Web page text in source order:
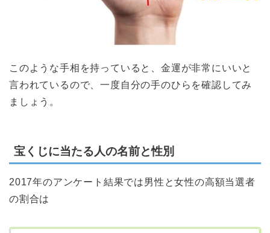
このような手相を持っていると、金運が非常にいいと
言われているので、一度自分の手のひらを確認してみ
ましょう。
宝くじに当たる人の名前と性別
2017年のアンケート結果では男性と女性の高額当選者
の割合は